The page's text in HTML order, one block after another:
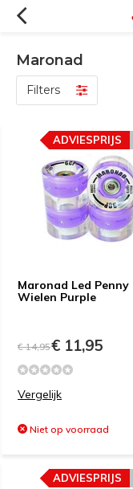
Maronad
Filters
Maronad Led Penny
Wielen Purple
ADVIESPRIJS
€ 14,95€ 11,95
Vergelijk
Niet op voorraad
ADVIESPRIJS